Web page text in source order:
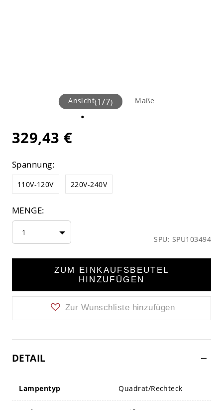
Ansicht(1/7) Maße
329,43 €
Spannung:
110V-120V 220V-240V
MENGE:
1
SPU: SPU103494
ZUM EINKAUFSBEUTEL
HINZUFÜGEN
Zur Wunschliste hinzufügen
DETAIL
Lampentyp Quadrat/Rechteck